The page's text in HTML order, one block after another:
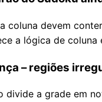
coluna devem
a lógica de coluna
– regiões
divide a grade em